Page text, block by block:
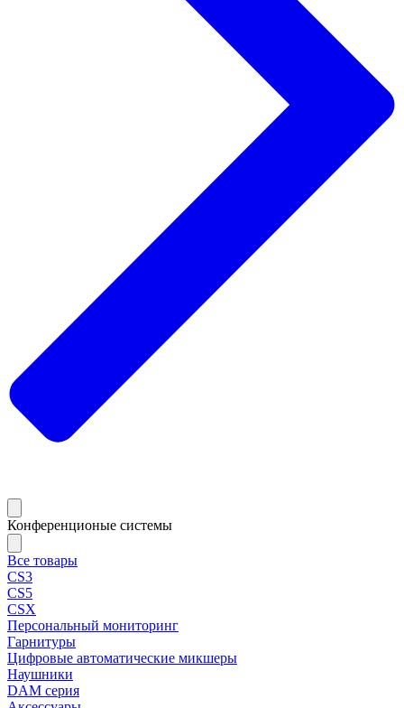
Конференционые системы
Все товары
CS3
CS5
CSX
Персональный мониторинг
Гарнитуры
Цифровые автоматические микшеры
Наушники
DAM серия